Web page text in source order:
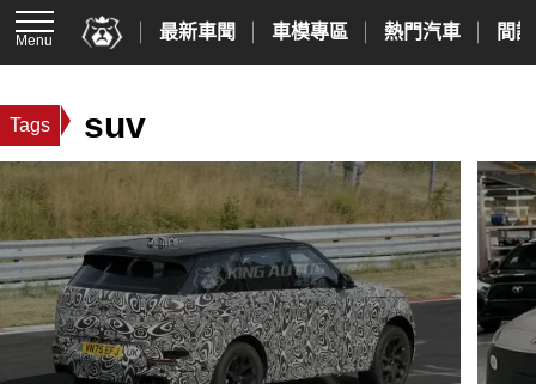
Menu 最新車聞 車模專區 熱門汽車 間
Tags suv